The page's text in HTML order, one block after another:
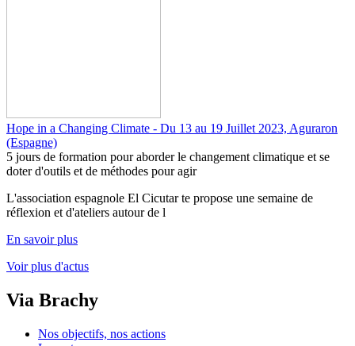
Hope in a Changing Climate - Du 13 au 19 Juillet 2023, Aguraron
(Espagne)
5 jours de formation pour aborder le changement climatique et se
doter d'outils et de méthodes pour agir
L'association espagnole El Cicutar te propose une semaine de
réflexion et d'ateliers autour de l
En savoir plus
Voir plus d'actus
Via Brachy
Nos objectifs, nos actions